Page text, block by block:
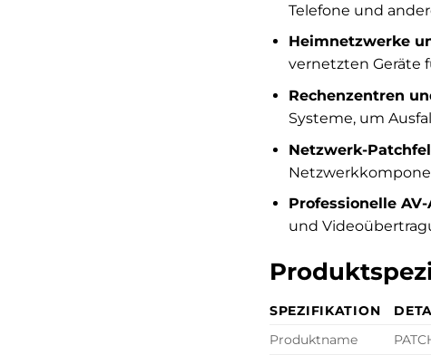
Telefone und
Heimnetzwerke
vernetzten Geräte
Rechenzentren
Systeme, um
Netzwerk-
Professionelle
und
SPEZIFIKATION
Produktname